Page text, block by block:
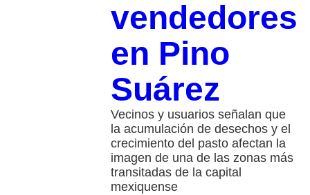
vendedores
en Pino
Suárez
Vecinos y usuarios señalan que
la acumulación de desechos y el
crecimiento del pasto afectan la
imagen de una de las zonas más
transitadas de la capital
mexiquense